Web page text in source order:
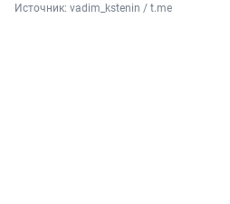
Источник: vadim_kstenin / t.me